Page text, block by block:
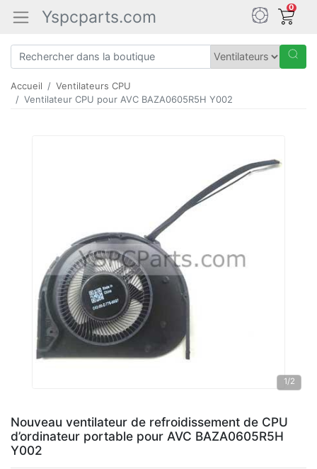
Yspcparts.com 0
Accueil
Ventilateurs CPU
Ventilateur CPU pour AVC BAZA0605R5H Y002
1/2
Nouveau ventilateur de refroidissement de CPU
d’ordinateur portable pour AVC BAZA0605R5H
Y002